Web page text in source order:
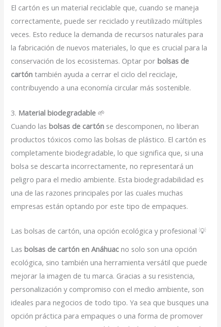
El cartón es un material reciclable que, cuando se maneja
correctamente, puede ser reciclado y reutilizado múltiples
veces. Esto reduce la demanda de recursos naturales para
la fabricación de nuevos materiales, lo que es crucial para la
conservación de los ecosistemas. Optar porbolsas de
cartón también ayuda a cerrar el ciclo del reciclaje,
contribuyendo a una economía circular más sostenible.
3. Material biodegradable 🌱
Cuando lasbolsas de cartón se descomponen, no liberan
productos tóxicos como las bolsas de plástico. El cartón es
completamente biodegradable, lo que significa que, si una
bolsa se descarta incorrectamente, no representará un
peligro para el medio ambiente. Esta biodegradabilidad es
una de las razones principales por las cuales muchas
empresas están optando por este tipo de empaques.
Las bolsas de cartón, una opción ecológica y profesional 💡
Lasbolsas de cartón en Anáhuac no solo son una opción
ecológica, sino también una herramienta versátil que puede
mejorar la imagen de tu marca. Gracias a su resistencia,
personalización y compromiso con el medio ambiente, son
ideales para negocios de todo tipo. Ya sea que busques una
opción práctica para empaques o una forma de promover